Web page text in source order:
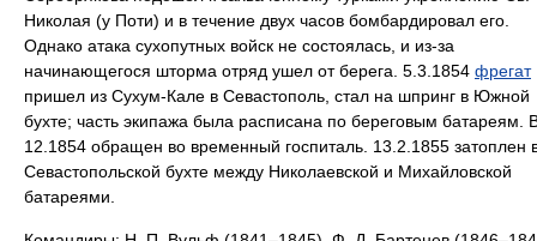
Николая (у Поти) и в течение двух часов бомбардировал его.
Однако атака сухопутных войск не состоялась, и из-за
начинающегося шторма отряд ушел от берега. 5.3.1854 фрегат
пришел из Сухум-Кале в Севастополь, стал на шпринг в Южной
бухте; часть экипажа была расписана по береговым батареям.
12.1854 обращен во временный госпиталь. 13.2.1855 затоплен
Севастопольской бухте между Николаевской и Михайловской
батареями.